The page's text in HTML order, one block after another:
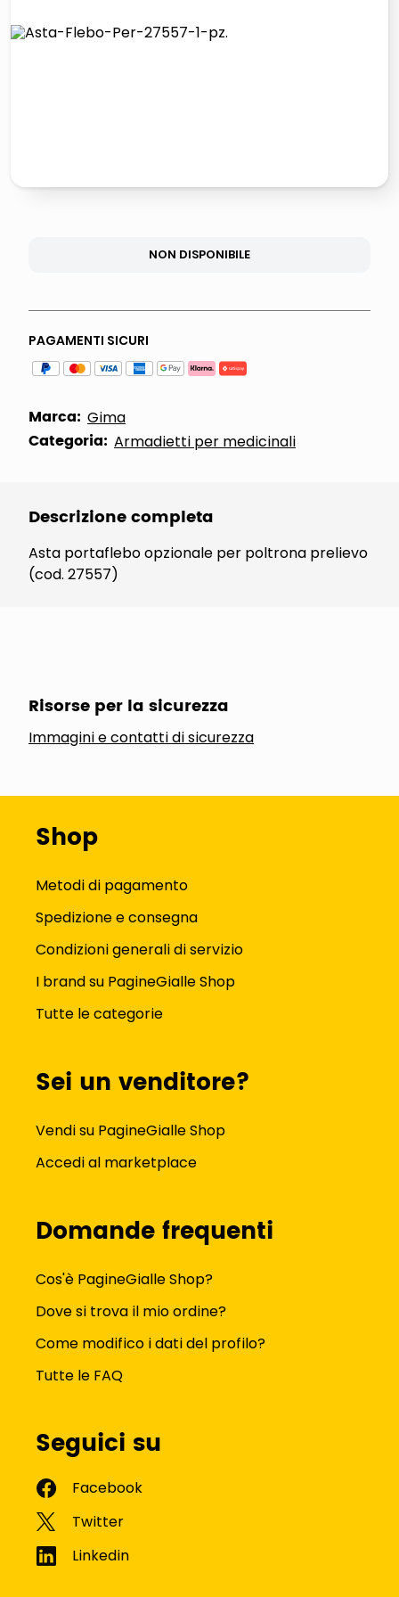
lucidatrice pavimenti
NON DISPONIBILE
PAGAMENTI SICURI
Marca: Gima
Categoria: Armadietti per medicinali
Descrizione completa
Asta portaflebo opzionale per poltrona prelievo
(cod. 27557)
Risorse per la sicurezza
Immagini e contatti di sicurezza
Shop
Metodi di pagamento
Spedizione e consegna
Condizioni generali di servizio
I brand su PagineGialle Shop
Tutte le categorie
Sei un venditore?
Vendi su PagineGialle Shop
Accedi al marketplace
Domande frequenti
Cos'è PagineGialle Shop?
Dove si trova il mio ordine?
Come modifico i dati del profilo?
Tutte le FAQ
Seguici su